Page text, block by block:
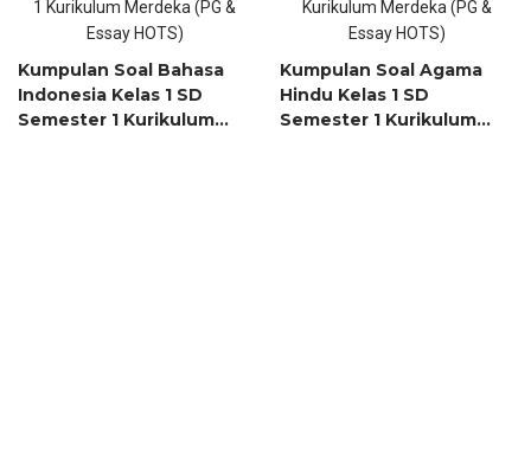
Kumpulan Soal Bahasa
Indonesia Kelas 1 SD
Semester 1 Kurikulum
Kumpulan Soal Agama
Hindu Kelas 1 SD
Semester 1 Kurikulum